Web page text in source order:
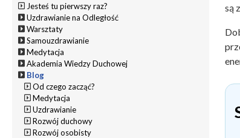
są
Jesteś tu pierwszy raz?
Uzdrawianie na Odległość
Warsztaty
Samouzdrawianie
Medytacja
Akademia Wiedzy Duchowej
Blog
Od czego zacząć?
Medytacja
Uzdrawianie
Rozwój duchowy
Rozwój osobisty